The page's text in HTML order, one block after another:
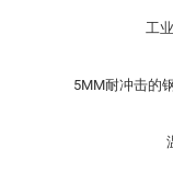
工
5MM耐冲击的